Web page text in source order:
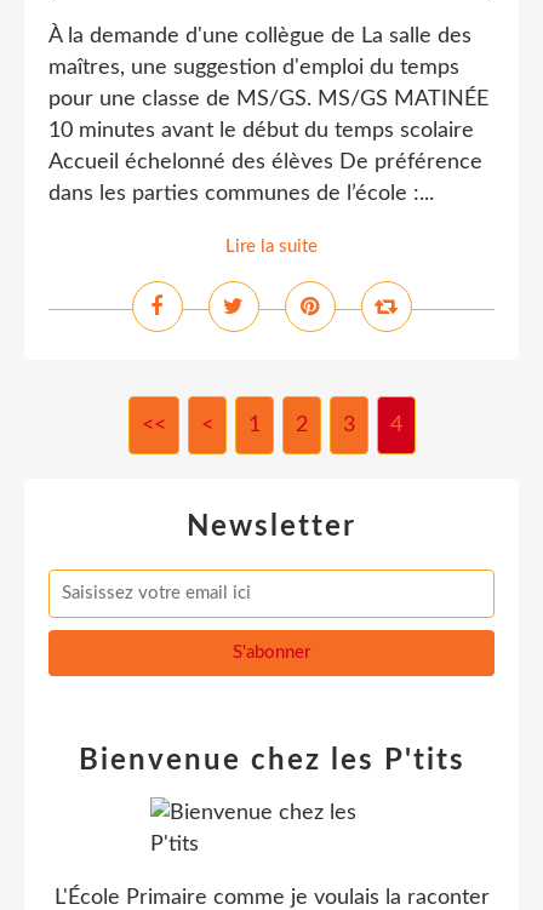
À la demande d'une collègue de La salle des
maîtres, une suggestion d'emploi du temps
pour une classe de MS/GS. MS/GS MATINÉE
10 minutes avant le début du temps scolaire
Accueil échelonné des élèves De préférence
dans les parties communes de l’école :...
Lire la suite
<< < 1 2 3 4
Newsletter
Bienvenue chez les P'tits
L'École Primaire comme je voulais la raconter